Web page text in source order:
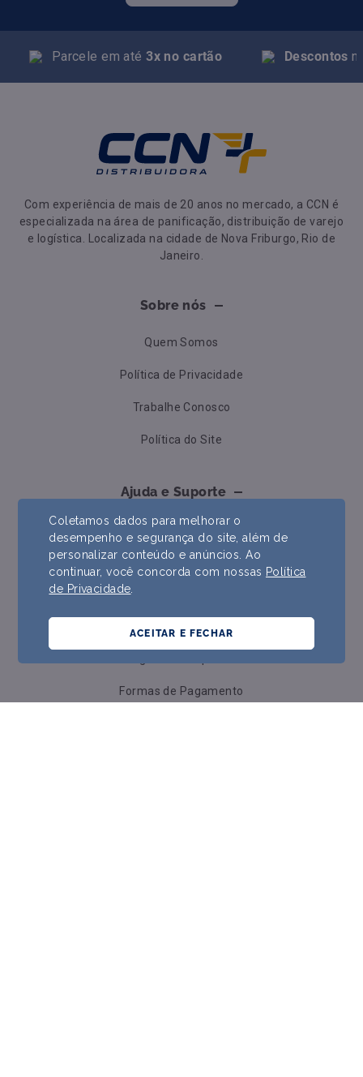
Parcele em até3x no cartão Descontos
Com experiência de mais de 20 anos no mercado, a CCN é
especializada na área de panificação, distribuição de varejo
e logística. Localizada na cidade de Nova Friburgo, Rio de
Janeiro.
Sobre nós
Quem Somos
Política de Privacidade
Trabalhe Conosco
Política do Site
Ajuda e Suporte
Contato
Formas de Pagamento
Trocas e Devoluções
Formas de Pagamento
Coletamos dados para melhorar o
desempenho e segurança do site, além de
personalizar conteúdo e anúncios. Ao
continuar, você concorda com nossas Política
de Privacidade
ACEITAR E FECHAR